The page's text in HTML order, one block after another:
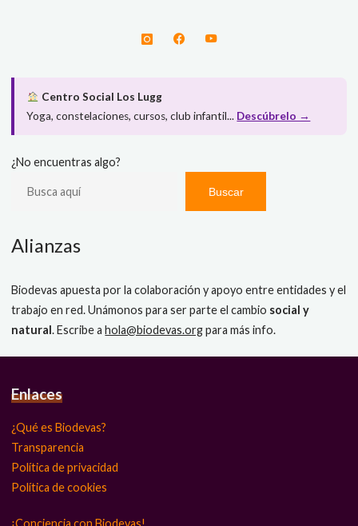
Centro Social Los Lugg
Yoga, constelaciones, cursos, club infantil... Descúbrelo →
¿No encuentras algo?
Buscar
Alianzas
Biodevas apuesta por la colaboración y apoyo entre entidades y el
trabajo en red. Unámonos para ser parte el cambio social y
natural. Escribe ahola@biodevas.orgpara más info.
Enlaces
¿Qué es Biodevas?
Transparencia
Política de privacidad
Política de cookies